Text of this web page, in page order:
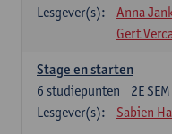
Lesgever(s):
Anna
Gert
Stage en starten
2E SEM
6 studiepunten
Lesgever(s):
Sabien